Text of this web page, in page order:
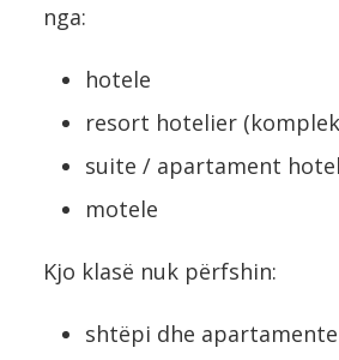
nga:
hotele
resort hotelier
suite / apartament hotel
motele
Kjo klasë nuk përfshin:
shtëpi dhe